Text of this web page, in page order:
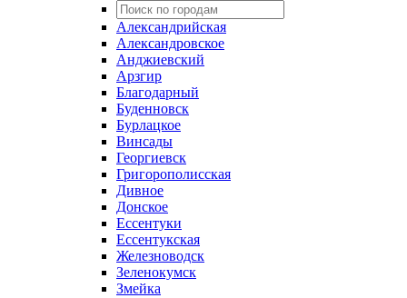
Александрийская
Александровское
Анджиевский
Арзгир
Благодарный
Буденновск
Бурлацкое
Винсады
Георгиевск
Григорополисская
Дивное
Донское
Ессентуки
Ессентукская
Железноводск
Зеленокумск
Змейка